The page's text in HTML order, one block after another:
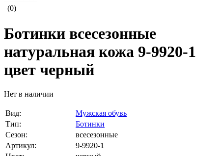
(0)
Ботинки всесезонные
натуральная кожа 9-9920-1
цвет черный
Нет в наличии
Вид:
Мужская обувь
Тип:
Ботинки
Сезон:
всесезонные
Артикул:
9-9920-1